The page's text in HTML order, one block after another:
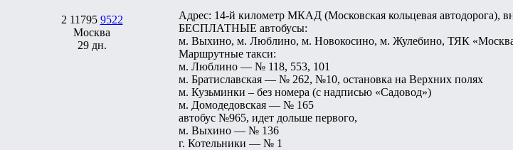
2 11795 9522
Москва
29 дн.
Адрес: 14-й километр МКАД (Московская кольцевая автодорога),
БЕСПЛАТНЫЕ автобусы:
м. Выхино, м. Люблино, м. Новокосино, м. Жулебино, ТЯК
Маршрутные такси:
м. Люблино — № 118, 553, 101
м. Братиславская — № 262, №10, остановка на Верхних полях
м. Кузьминки – без номера (с надписью «Садовод»)
м. Домодедовская — № 165
автобус №965, идет дольше первого,
м. Выхино — № 136
г. Котельники — № 1